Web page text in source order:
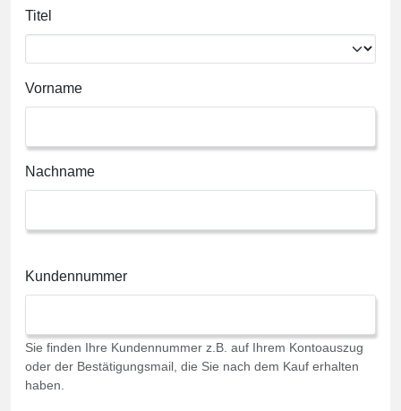
Titel
Vorname
Nachname
Kundennummer
Sie finden Ihre Kundennummer z.B. auf Ihrem Kontoauszug
oder der Bestätigungsmail, die Sie nach dem Kauf erhalten
haben.